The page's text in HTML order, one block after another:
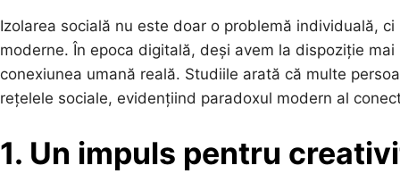
Izolarea socială nu este doar o problemă individuală,
moderne. În epoca digitală, deși avem la dispoziție
conexiunea umană reală. Studiile arată că multe
rețelele sociale, evidențiind paradoxul modern al
1. Un impuls pentru